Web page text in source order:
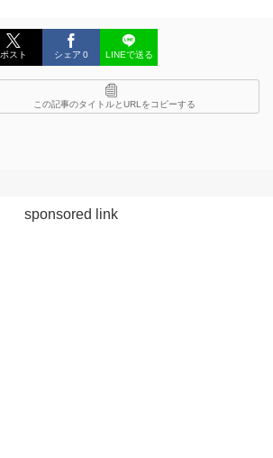
ポスト シェア 0 LINEで送る
この記事のタイトルとURLをコピーする
sponsored link